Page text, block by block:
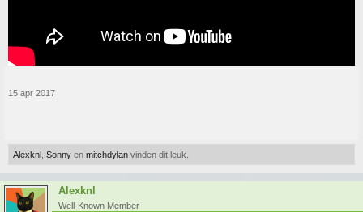
15 apr 2017
Alexknl Sonny en mitchdylan vinden dit leuk.
Alexknl
Well-Known Member